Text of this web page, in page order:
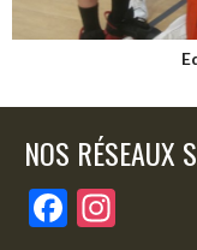
NOS RÉSEAUX
F